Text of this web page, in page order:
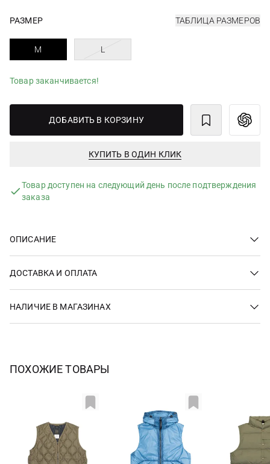
РАЗМЕР ТАБЛИЦА РАЗМЕРОВ
M L
Товар заканчивается!
ДОБАВИТЬ В КОРЗИНУ
КУПИТЬ В ОДИН КЛИК
Товар доступен на следующий день после подтверждения
заказа
ОПИСАНИЕ
ДОСТАВКА И ОПЛАТА
НАЛИЧИЕ В МАГАЗИНАХ
ПОХОЖИЕ ТОВАРЫ